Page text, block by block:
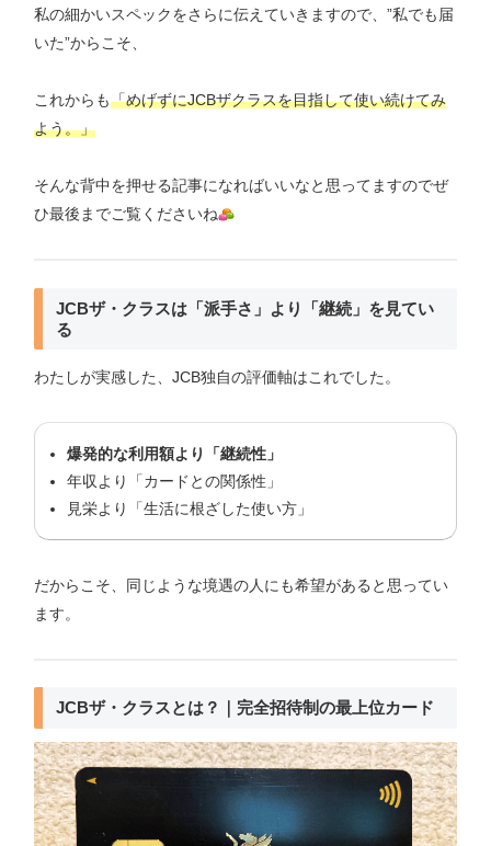
私の細かいスペックをさらに伝えていきますので、”私でも届
いた”からこそ、
これからも「めげずにJCBザクラスを目指して使い続けてみ
よう。」
そんな背中を押せる記事になればいいなと思ってますのでぜ
ひ最後までご覧くださいね
JCBザ・クラスは「派手さ」より「継続」を見てい
る
わたしが実感した、JCB独自の評価軸はこれでした。
爆発的な利用額より「継続性」
年収より「カードとの関係性」
見栄より「生活に根ざした使い方」
だからこそ、同じような境遇の人にも希望があると思ってい
ます。
JCBザ・クラスとは？｜完全招待制の最上位カード